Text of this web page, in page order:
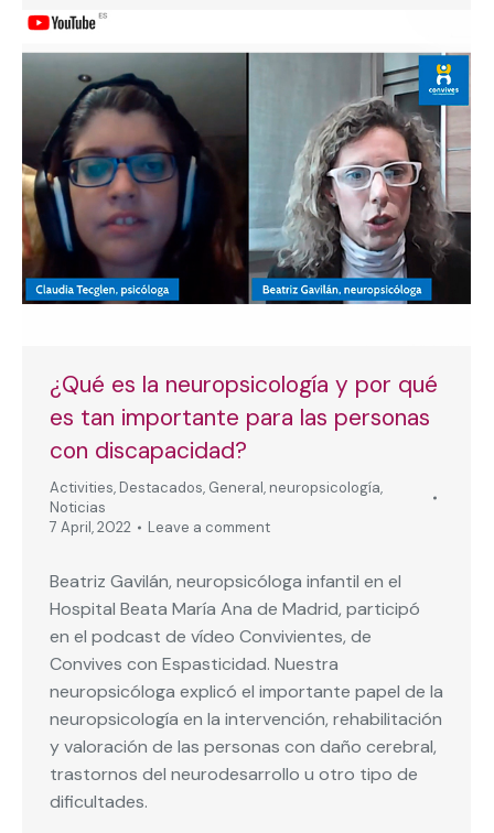
¿Qué es la neuropsicología y por qué
es tan importante para las personas
con discapacidad?
Activities, Destacados, General, neuropsicología,
Noticias
7 April, 2022
Leave a comment
Beatriz Gavilán, neuropsicóloga infantil en el
Hospital Beata María Ana de Madrid, participó
en el podcast de vídeo Convivientes, de
Convives con Espasticidad. Nuestra
neuropsicóloga explicó el importante papel de la
neuropsicología en la intervención, rehabilitación
y valoración de las personas con daño cerebral,
trastornos del neurodesarrollo u otro tipo de
dificultades.